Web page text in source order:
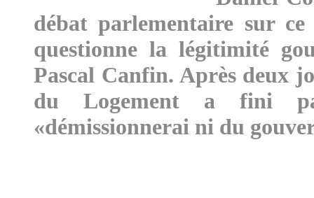
débat parlementaire sur
questionne la légitimité
Pascal Canfin. Après deux
du Logement a fini
«démissionnerai ni du